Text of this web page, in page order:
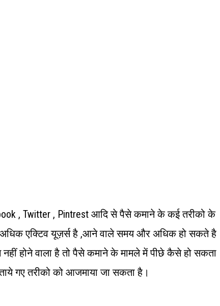
, Twitter , Pintrest आदि से पैसे कमाने के कई तरीको के
अधिक एक्टिव यूज़र्स है ,आने वाले समय और अधिक हो सकते
होने वाला है तो पैसे कमाने के मामले में पीछे कैसे हो सकता
गए तरीको को आजमाया जा सकता है।